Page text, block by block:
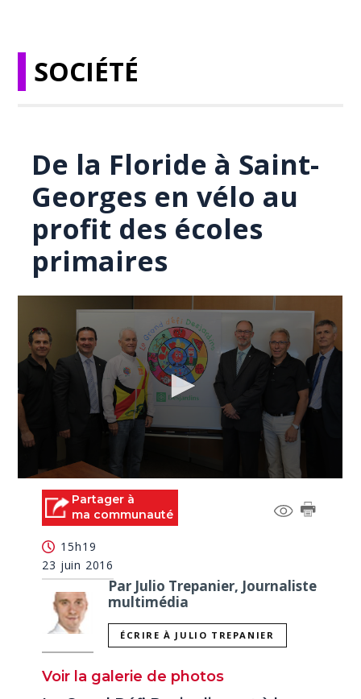
SOCIÉTÉ
De la Floride à Saint-
Georges en vélo au
profit des écoles
primaires
seconds Partager à
ma communauté
15h19
23 juin 2016
Par Julio Trepanier, Journaliste
multimédia
ÉCRIRE À JULIO TREPANIER
Voir la galerie de photos